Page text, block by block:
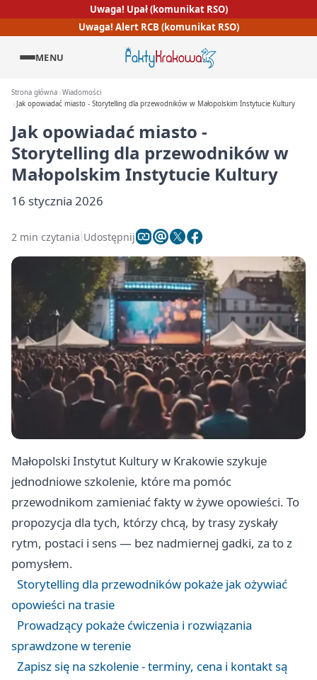
Uwaga! Upał (komunikat RSO)
Uwaga! Alert RCB (komunikat RSO)
MENU
Strona główna Wiadomości
Jak opowiadać miasto - Storytelling dla przewodników w Małopolskim Instytucie Kultury
Jak opowiadać miasto -
Storytelling dla przewodników w
Małopolskim Instytucie Kultury
16 stycznia 2026
2 min czytania Udostępnij
Małopolski Instytut Kultury w Krakowie szykuje
jednodniowe szkolenie, które ma pomóc
przewodnikom zamieniać fakty w żywe opowieści. To
propozycja dla tych, którzy chcą, by trasy zyskały
rytm, postaci i sens — bez nadmiernej gadki, za to z
pomysłem.
Storytelling dla przewodników pokaże jak ożywiać
opowieści na trasie
Prowadzący pokaże ćwiczenia i rozwiązania
sprawdzone w terenie
Zapisz się na szkolenie - terminy, cena i kontakt są